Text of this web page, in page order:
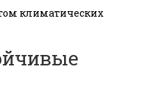
климатических